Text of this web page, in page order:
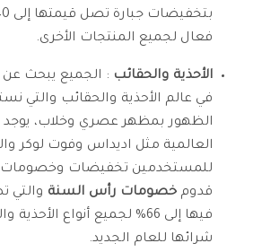
فعال لجميع المنتجات الأخرى.
الأحذية والحقائب : الجميع يبحث
في عالم الأحذية والحقائب والتي
الظهور بمظهر عصري وخلاب، يوجد
العالمية مثل اديداس وفوت لوكر
للمستخدمين تخفيضات وخصومات
قدوم خصومات رأس السنة والتي
فيها إلى 66% لجميع أنواع
شرائها للعام الجديد.